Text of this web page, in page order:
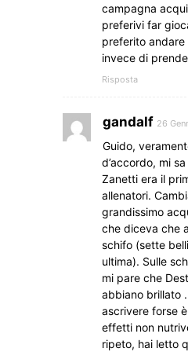
campagna
preferivi far
preferito andare
invece di
Risposta
gandalf 26
Guido,
d’accordo, mi
Zanetti era il
allenatori.
grandissimo
che diceva che
schifo (sette
ultima). Sulle
mi pare che
abbiano brillato
ascrivere forse
effetti non
ripeto, hai letto